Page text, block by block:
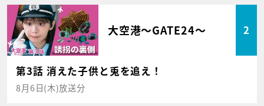
大空港～GATE24～ 2
第3話 消えた子供と兎を追え！
8月6日(木)放送分